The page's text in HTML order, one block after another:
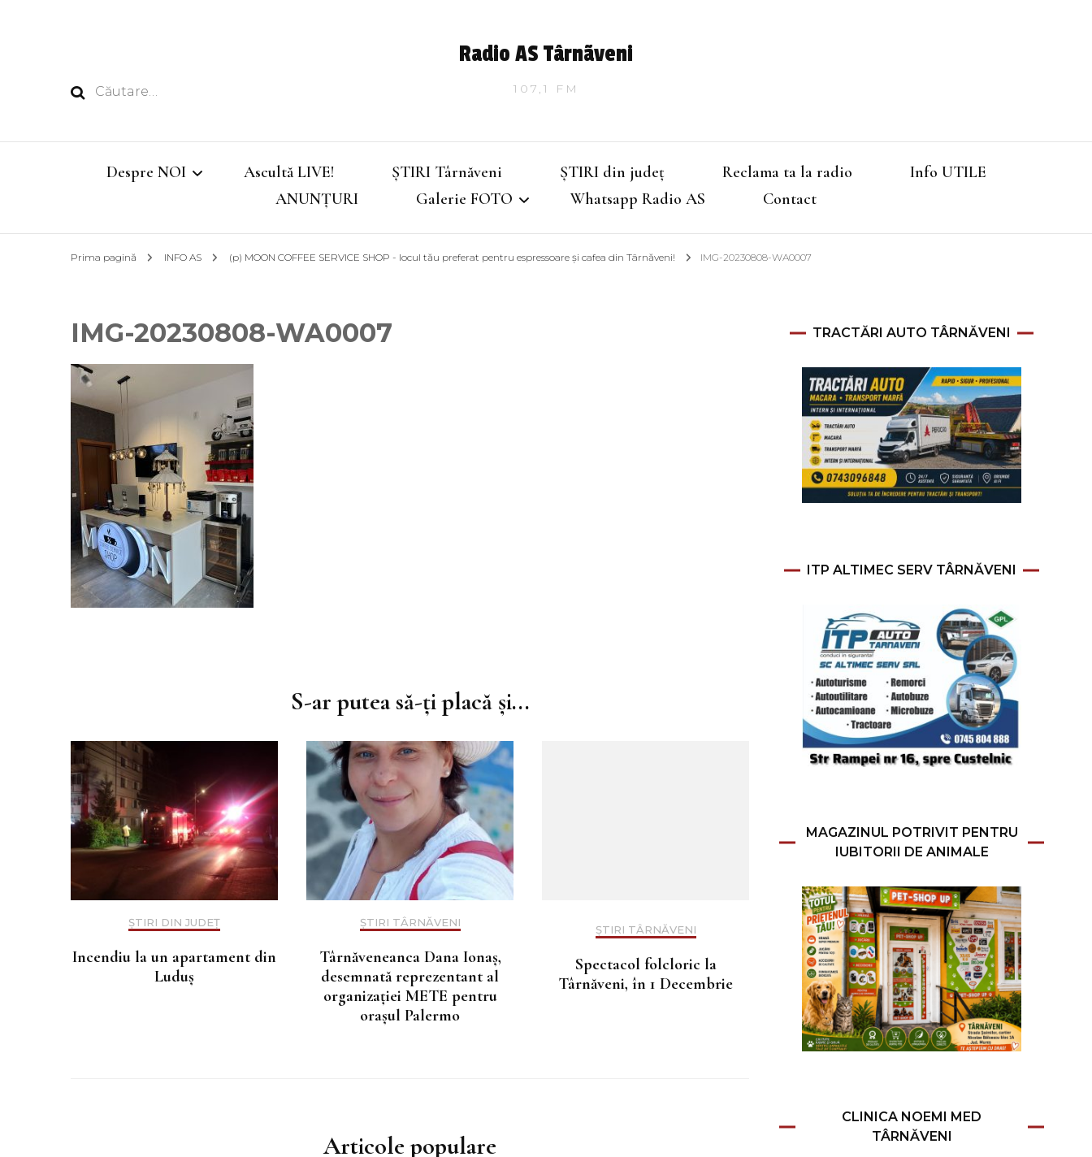
Caută
Radio AS Târnãveni
107,1 FM
Despre NOI
Program
Muzica
Podcast
Piesa ta pe 107.1FM
Ascultă LIVE! ȘTIRI Târnăveni ȘTIRI din județ Reclama ta la radio
Info UTILE
ANUNȚURI
Galerie FOTO Whatsapp Radio AS Contact
Prima pagină INFO AS (p) MOON COFFEE SERVICE SHOP - locul tău preferat pentru espressoare și cafea din Târnăveni! IMG-20230808-WA0007
IMG-20230808-WA0007
S-ar putea să-ți placă și...
ȘTIRI DIN JUDEȚ
Incendiu la un apartament din
Luduș
ȘTIRI TÂRNĂVENI
Târnăveneanca Dana Ionaș,
desemnată reprezentant al
organizației METE pentru
orașul Palermo
ȘTIRI TÂRNĂVENI
Spectacol folcloric la
Târnăveni, în 1 Decembrie
Articole populare
TRACTĂRI AUTO TÂRNĂVENI
ITP ALTIMEC SERV TÂRNĂVENI
MAGAZINUL POTRIVIT PENTRU
IUBITORII DE ANIMALE
CLINICA NOEMI MED
TÂRNĂVENI